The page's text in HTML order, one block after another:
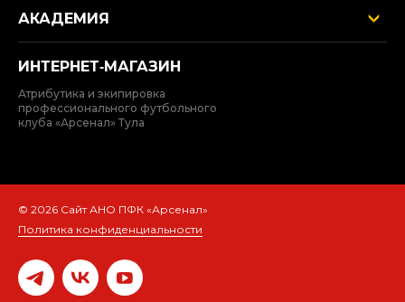
АКАДЕМИЯ
ИНТЕРНЕТ‑МАГАЗИН
Атрибутика и экипировка
профессионального футбольного
клуба «Арсенал» Тула
© 2026 Сайт АНО ПФК «Арсенал»
Политика конфиденциальности